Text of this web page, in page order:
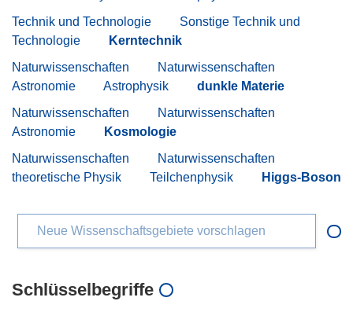
Technik und Technologie
Sonstige Technik und
Technologie
Kerntechnik
Naturwissenschaften
Naturwissenschaften
Astronomie
Astrophysik
dunkle Materie
Naturwissenschaften
Naturwissenschaften
Astronomie
Kosmologie
Naturwissenschaften
Naturwissenschaften
theoretische Physik
Teilchenphysik Higgs-Boson
Neue Wissenschaftsgebiete vorschlagen
Schlüsselbegriffe